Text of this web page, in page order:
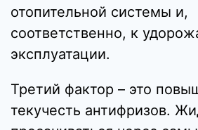
отопительной системы и,
соответственно, к
эксплуатации.
Третий фактор – это
текучесть антифризов.